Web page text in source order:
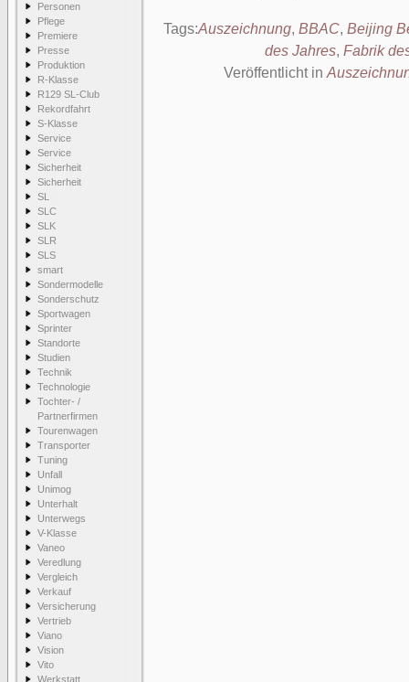
Personen
Pflege
Premiere
Presse
Produktion
R-Klasse
R129 SL-Club
Rekordfahrt
S-Klasse
Service
Service
Sicherheit
Sicherheit
SL
SLC
SLK
SLR
SLS
smart
Sondermodelle
Sonderschutz
Sportwagen
Sprinter
Standorte
Studien
Technik
Technologie
Tochter- /
Partnerfirmen
Tourenwagen
Transporter
Tuning
Unfall
Unimog
Unterhalt
Unterwegs
V-Klasse
Vaneo
Veredlung
Vergleich
Verkauf
Versicherung
Vertrieb
Viano
Vision
Vito
Werkstatt
Tags:Auszeichnung, BBAC, Beijing
des Jahres, Fabrik
Veröffentlicht in